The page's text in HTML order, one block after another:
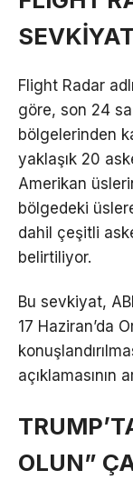
Flight Radar
göre, son 24
bölgelerinden
yaklaşık 20
Amerikan
bölgedeki
dahil çeşitli
belirtiliyor.
Bu sevkiyat,
17 Haziran’da
açıklamasının
OLUN”